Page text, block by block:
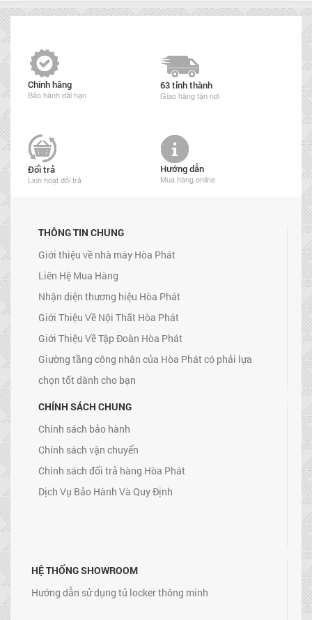
Chính hãng
Bảo hành dài hạn
63 tỉnh thành
Giao hàng tận nơi
Đổi trả
Linh hoạt đổi trả
Hướng dẫn
Mua hàng online
THÔNG TIN CHUNG
Giới thiệu về nhà máy Hòa Phát
Liên Hệ Mua Hàng
Nhận diện thương hiệu Hòa Phát
Giới Thiệu Về Nội Thất Hòa Phát
Giới Thiệu Về Tập Đoàn Hòa Phát
Giường tầng công nhân của Hòa Phát có phải lựa
chọn tốt dành cho bạn
CHÍNH SÁCH CHUNG
Chính sách bảo hành
Chính sách vận chuyển
Chính sách đổi trả hàng Hòa Phát
Dịch Vụ Bảo Hành Và Quy Định
HỆ THỐNG SHOWROOM
Hướng dẫn sử dụng tủ locker thông minh